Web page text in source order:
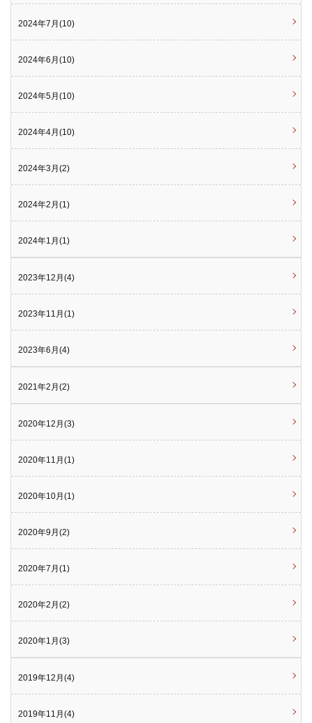
2024年7月(10)
2024年6月(10)
2024年5月(10)
2024年4月(10)
2024年3月(2)
2024年2月(1)
2024年1月(1)
2023年12月(4)
2023年11月(1)
2023年6月(4)
2021年2月(2)
2020年12月(3)
2020年11月(1)
2020年10月(1)
2020年9月(2)
2020年7月(1)
2020年2月(2)
2020年1月(3)
2019年12月(4)
2019年11月(4)